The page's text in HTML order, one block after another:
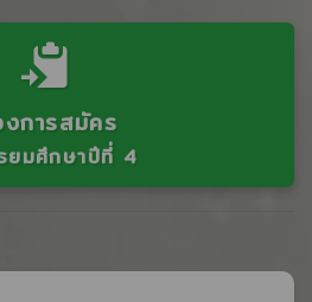
การสมัคร
ยมศึกษาปีที่ 4